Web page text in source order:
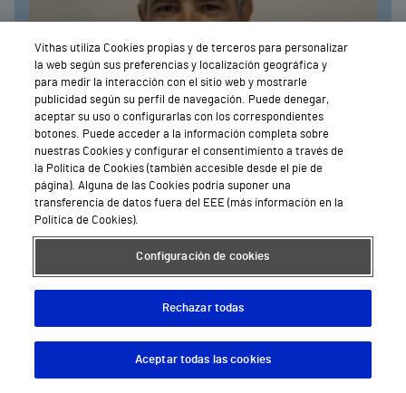
Obstetricia y ginecología, Reproducción Humana
Asistida
Dr. Miguel Aragón Albillos
Contactar
Descargar App
Vithas utiliza Cookies propias y de terceros para personalizar
la web según sus preferencias y localización geográfica y
para medir la interacción con el sitio web y mostrarle
publicidad según su perfil de navegación. Puede denegar,
aceptar su uso o configurarlas con los correspondientes
botones. Puede acceder a la información completa sobre
nuestras Cookies y configurar el consentimiento a través de
la Política de Cookies (también accesible desde el pie de
página). Alguna de las Cookies podría suponer una
transferencia de datos fuera del EEE (más información en la
Política de Cookies).
Configuración de cookies
Rechazar todas
Aceptar todas las cookies